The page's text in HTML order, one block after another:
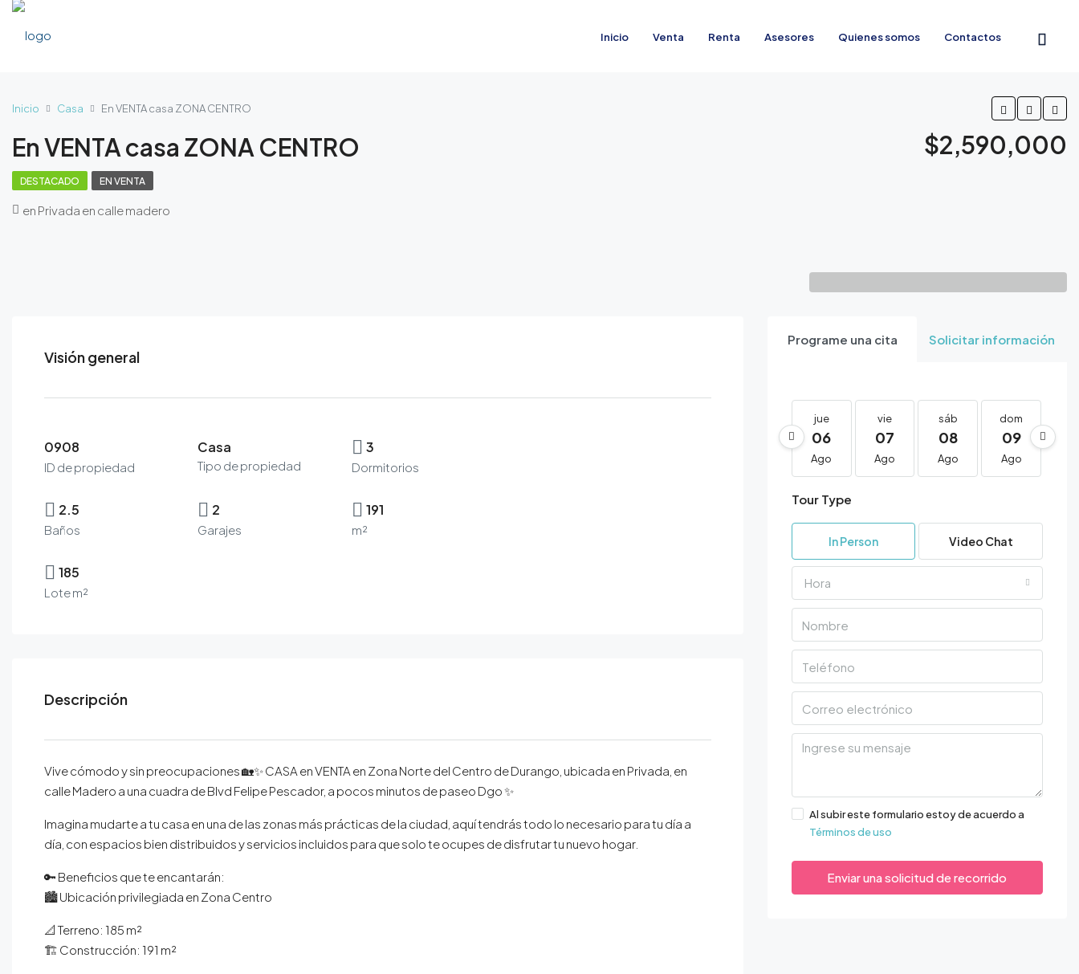
Inicio Venta Renta Asesores Quienes somos Contactos
Inicio Casa En VENTA casa ZONA CENTRO
En VENTA casa ZONA CENTRO $2,590,000
DESTACADO EN VENTA
en Privada en calle madero
13 Más
Visión general
0908
ID de propiedad
Casa
Tipo de propiedad
3
Dormitorios
2.5
Baños
2
Garajes
191
m²
185
Lote m²
Descripción
Vive cómodo y sin preocupaciones 🏡✨ CASA en VENTA en Zona Norte del Centro de Durango, ubicada en Privada, en
calle Madero a una cuadra de Blvd Felipe Pescador, a pocos minutos de paseo Dgo ✨
Imagina mudarte a tu casa en una de las zonas más prácticas de la ciudad, aquí tendrás todo lo necesario para tu día a
día, con espacios bien distribuidos y servicios incluidos para que solo te ocupes de disfrutar tu nuevo hogar.
🔑 Beneficios que te encantarán:
🏙️ Ubicación privilegiada en Zona Centro
📐 Terreno: 185 m²
🏗️ Construcción: 191 m²
Programe una cita Solicitar información
jue
06
Ago
vie
07
Ago
sáb
08
Ago
dom
09
Ago
Tour Type
In Person Video Chat
Hora
Al subir este formulario estoy de acuerdo a
Términos de uso
Enviar una solicitud de recorrido